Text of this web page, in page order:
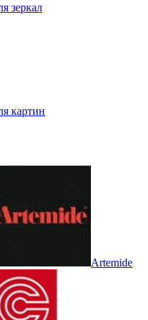
зеркал
картин
Artemide